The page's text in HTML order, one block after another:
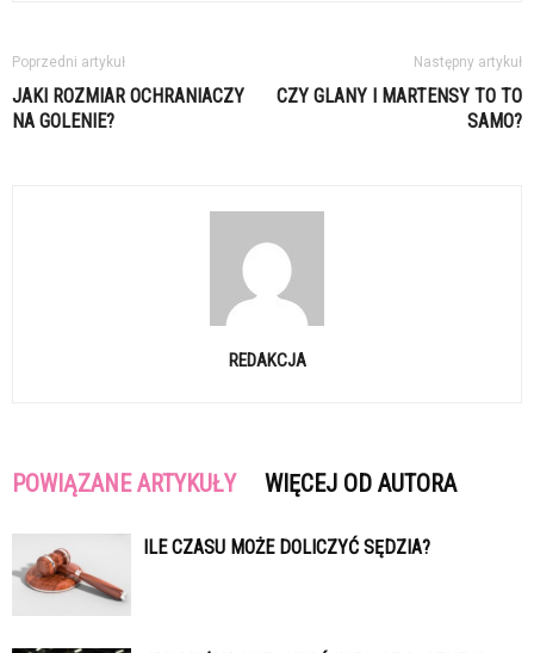
Poprzedni artykuł
JAKI ROZMIAR OCHRANIACZY
NA GOLENIE?
Następny artykuł
CZY GLANY I MARTENSY TO TO
SAMO?
REDAKCJA
POWIĄZANE ARTYKUŁY WIĘCEJ OD AUTORA
ILE CZASU MOŻE DOLICZYĆ SĘDZIA?